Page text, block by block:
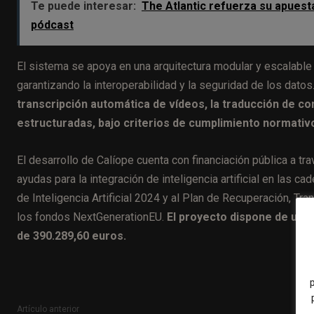
Te puede interesar: The Atlantic refuerza su
pódcast
El sistema se apoya en una arquitectura modular y
garantizando la interoperabilidad y la seguridad de los datos.
transcripción automática de vídeos, la traducción de
estructuradas, bajo criterios de cumplimiento
El desarrollo de Calíope cuenta con financiación pública a
ayudas para la integración de inteligencia artificial en las
de Inteligencia Artificial 2024 y al Plan de Recuperación,
los fondos NextGenerationEU. El proyecto dispone de un
de 390.289,60 euros.
Artículo anterior